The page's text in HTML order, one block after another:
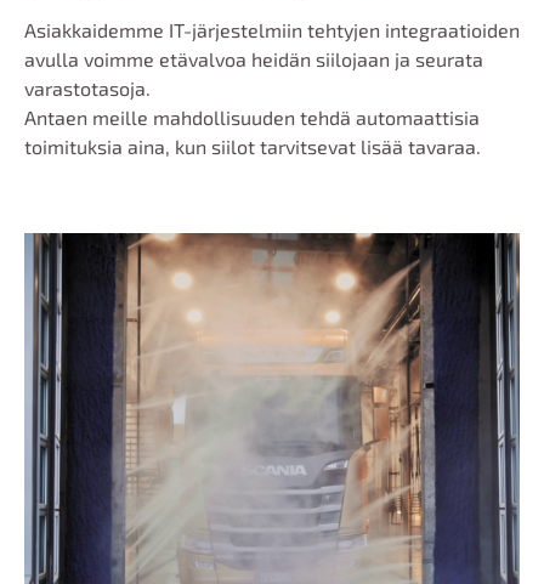
Asiakkaidemme IT-järjestelmiin tehtyjen integraatioiden
avulla voimme etävalvoa heidän siilojaan ja seurata
varastotasoja.
Antaen meille mahdollisuuden tehdä automaattisia
toimituksia aina, kun siilot tarvitsevat lisää tavaraa.